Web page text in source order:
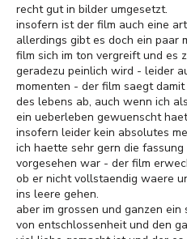
recht gut in bilder umgesetzt.
insofern ist der film auch eine
allerdings gibt es doch ein paar
film sich im ton vergreift und es
geradezu peinlich wird - leider
momenten - der film saegt
des lebens ab, auch wenn ich
ein ueberleben gewuenscht
insofern leider kein absolutes
ich haette sehr gern die
vorgesehen war - der film
ob er nicht vollstaendig waere
ins leere gehen.
aber im grossen und ganzen
von entschlossenheit und den